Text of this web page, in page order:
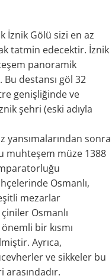
İznik Gölü sizi en az
tatmin edecektir. İznik
panoramik
destansı göl 32
genişliğinde ve
şehri (eski adıyla
yansımalarından sonra
muhteşem müze 1388
Osmanlı,
mezarlar
Osmanlı
bir kısmı
Ayrıca,
ve sikkeler bu